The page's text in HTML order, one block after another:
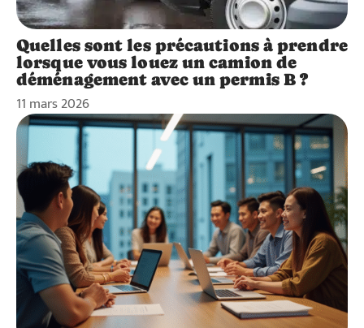
Quelles sont les précautions à prendre
lorsque vous louez un camion de
déménagement avec un permis B ?
11 mars 2026